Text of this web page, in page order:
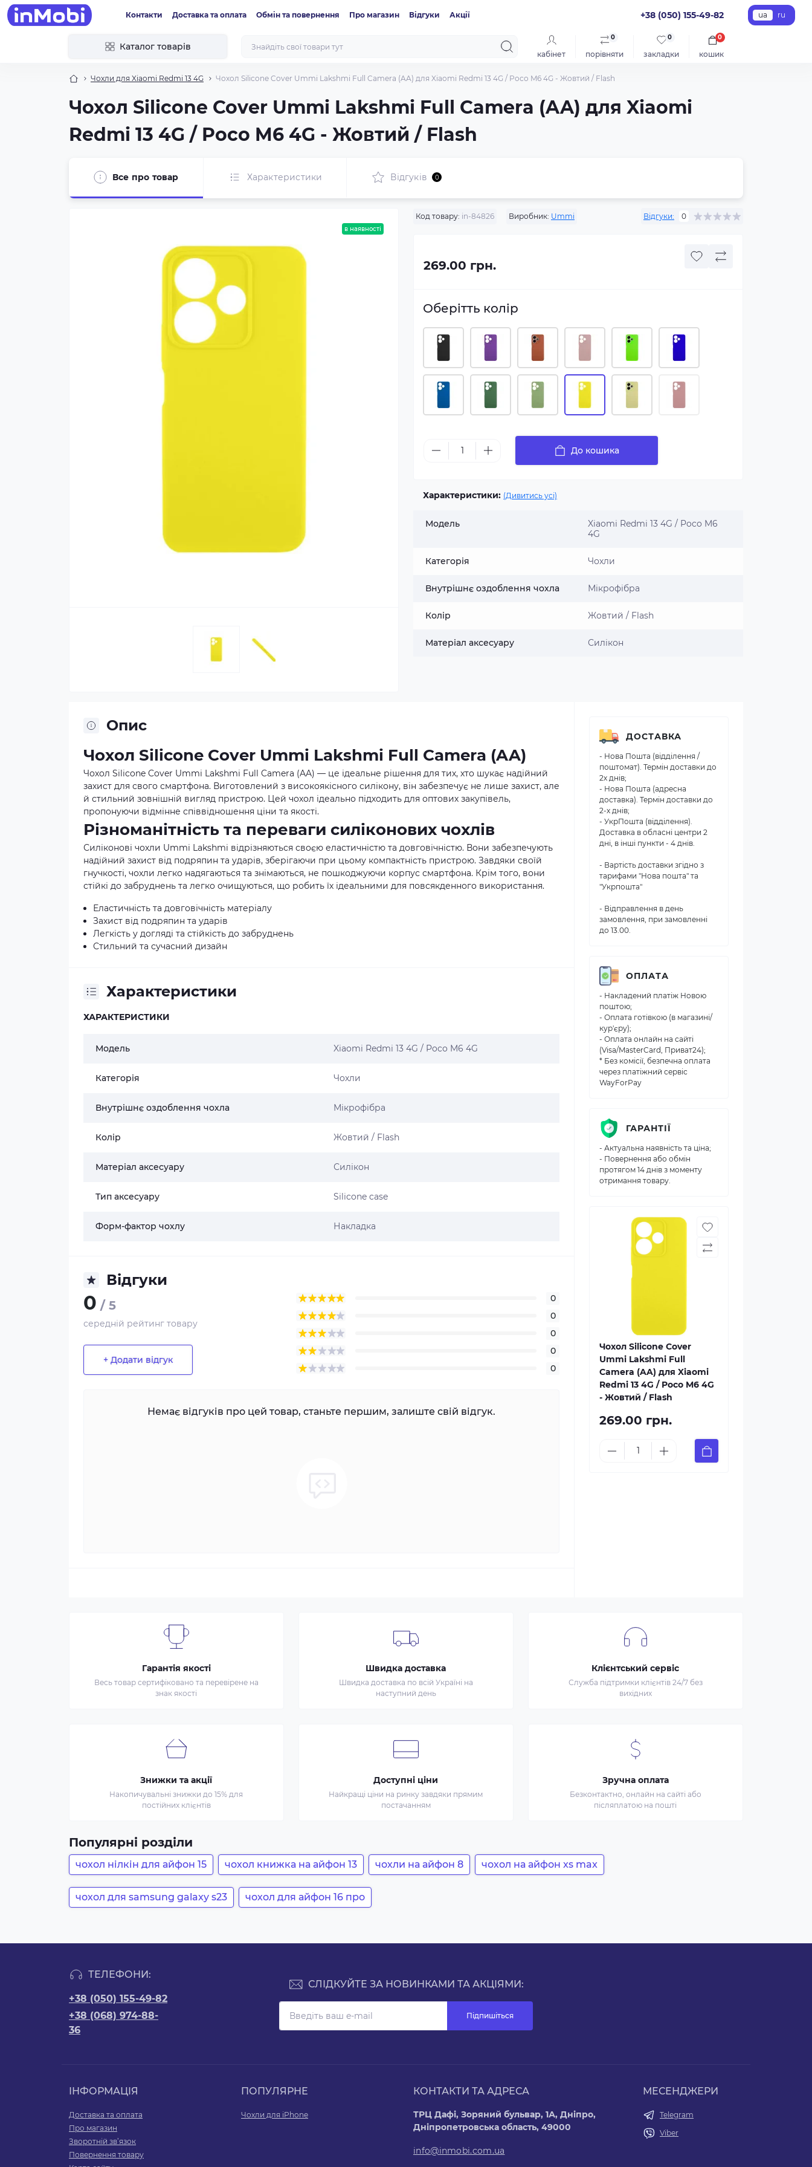
Контакти Доставка та оплата Обмін та повернення Про магазин Відгуки Акції +38 (050) 155-49-82 ua ru
Каталог товарів
кабінет порівняти
0
закладки
0
кошик
0
Чохли для Xiaomi Redmi 13 4G Чохол Silicone Cover Ummi Lakshmi Full Camera (AA) для Xiaomi Redmi 13 4G / Poco M6 4G - Жовтий / Flash
Чохол Silicone Cover Ummi Lakshmi Full Camera (AA) для Xiaomi
Redmi 13 4G / Poco M6 4G - Жовтий / Flash
Все про товар Характеристики Відгуків 0
в наявності
Код товару: in-84826 Виробник: Ummi Відгуки: 0
269.00 грн.
Оберітть колір
До кошика
Характеристики: (Дивитись усі)
Модель
Xiaomi Redmi 13 4G / Poco M6
4G
Категорія Чохли
Внутрішнє оздоблення чохла Мікрофібра
Колір Жовтий / Flash
Матеріал аксесуару Силікон
Опис
Чохол Silicone Cover Ummi Lakshmi Full Camera (AA)
Чохол Silicone Cover Ummi Lakshmi Full Camera (AA) — це ідеальне рішення для тих, хто шукає надійний
захист для свого смартфона. Виготовлений з високоякісного силікону, він забезпечує не лише захист, але
й стильний зовнішній вигляд пристрою. Цей чохол ідеально підходить для оптових закупівель,
пропонуючи відмінне співвідношення ціни та якості.
Різноманітність та переваги силіконових чохлів
Силіконові чохли Ummi Lakshmi відрізняються своєю еластичністю та довговічністю. Вони забезпечують
надійний захист від подряпин та ударів, зберігаючи при цьому компактність пристрою. Завдяки своїй
гнучкості, чохли легко надягаються та знімаються, не пошкоджуючи корпус смартфона. Крім того, вони
стійкі до забруднень та легко очищуються, що робить їх ідеальними для повсякденного використання.
Еластичність та довговічність матеріалу
Захист від подряпин та ударів
Легкість у догляді та стійкість до забруднень
Стильний та сучасний дизайн
Характеристики
ХАРАКТЕРИСТИКИ
Модель Xiaomi Redmi 13 4G / Poco M6 4G
Категорія Чохли
Внутрішнє оздоблення чохла Мікрофібра
Колір Жовтий / Flash
Матеріал аксесуару Силікон
Тип аксесуару Silicone case
Форм-фактор чохлу Накладка
Відгуки
0 / 5
середній рейтинг товару
+ Додати відгук
0
0
0
0
0
Немає відгуків про цей товар, станьте першим, залиште свій відгук.
ДОСТАВКА
- Нова Пошта (відділення /
поштомат). Термін доставки до
2х днів;
- Нова Пошта (адресна
доставка). Термін доставки до
2-х днів;
- УкрПошта (відділення).
Доставка в обласні центри 2
дні, в інші пункти - 4 днів.
- Вартість доставки згідно з
тарифами "Нова пошта" та
"Укрпошта"
- Відправлення в день
замовлення, при замовленні
до 13.00.
ОПЛАТА
- Накладений платіж Новою
поштою;
- Оплата готівкою (в магазині/
кур'єру);
- Оплата онлайн на сайті
(Visa/MasterCard, Приват24);
* Без комісії, безпечна оплата
через платіжний сервіс
WayForPay
ГАРАНТІЇ
- Актуальна наявність та ціна;
- Повернення або обмін
протягом 14 днів з моменту
отримання товару.
Чохол Silicone Cover
Ummi Lakshmi Full
Camera (AA) для Xiaomi
Redmi 13 4G / Poco M6 4G
- Жовтий / Flash
269.00 грн.
Гарантія якості
Весь товар сертифіковано та перевірене на
знак якості
Швидка доставка
Швидка доставка по всій Україні на
наступний день
Клієнтський сервіс
Служба підтримки клієнтів 24/7 без
вихідних
Знижки та акції
Накопичувальні знижки до 15% для
постійних клієнтів
Доступні ціни
Найкращі ціни на ринку завдяки прямим
постачанням
Зручна оплата
Безконтактно, онлайн на сайті або
післяплатою на пошті
Популярні розділи
чохол нілкін для айфон 15 чохол книжка на айфон 13 чохли на айфон 8 чохол на айфон xs max
чохол для samsung galaxy s23 чохол для айфон 16 про
ТЕЛЕФОНИ:
+38 (050) 155-49-82
+38 (068) 974-88-
36
СЛІДКУЙТЕ ЗА НОВИНКАМИ ТА АКЦІЯМИ:
Підпишіться
ІНФОРМАЦІЯ
Доставка та оплата
Про магазин
Зворотній зв’язок
Повернення товару
ПОПУЛЯРНЕ
Чохли для iPhone
КОНТАКТИ ТА АДРЕСА
ТРЦ Дафі, Зоряний бульвар, 1А, Дніпро,
Дніпропетровська область, 49000
info@inmobi.com.ua
МЕСЕНДЖЕРИ
Telegram
Viber